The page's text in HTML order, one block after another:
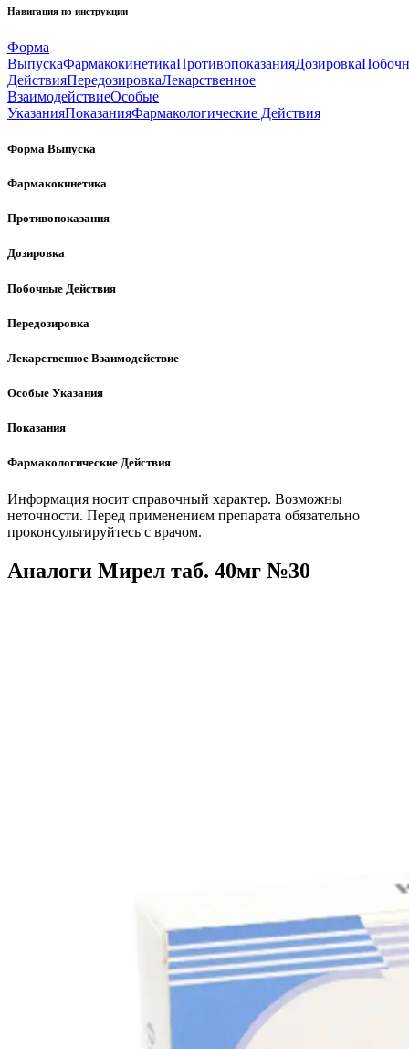
Навигация по инструкции
Форма
ВыпускаФармакокинетикаПротивопоказанияДозировка
ДействияПередозировкаЛекарственное
ВзаимодействиеОсобые
УказанияПоказанияФармакологические Действия
Форма Выпуска
Фармакокинетика
Противопоказания
Дозировка
Побочные Действия
Передозировка
Лекарственное Взаимодействие
Особые Указания
Показания
Фармакологические Действия
Информация носит справочный характер. Возможны
неточности. Перед применением препарата обязательно
проконсультируйтесь с врачом.
Аналоги Мирел таб. 40мг №30